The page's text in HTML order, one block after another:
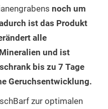
noch um
ist das Produkt
alle
und ist
bis zu 7 Tage
Geruchsentwicklung.
zur optimalen